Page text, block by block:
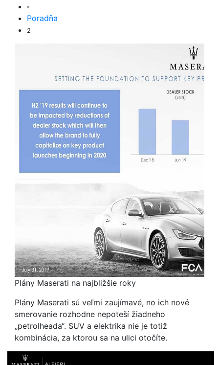
Poradňa
2
Plány Maserati na najbližšie roky
Plány Maserati sú veľmi zaujímavé, no ich nové
smerovanie rozhodne nepoteší žiadneho
„petrolheada“. SUV a elektrika nie je totiž
kombinácia, za ktorou sa na ulici otočíte.